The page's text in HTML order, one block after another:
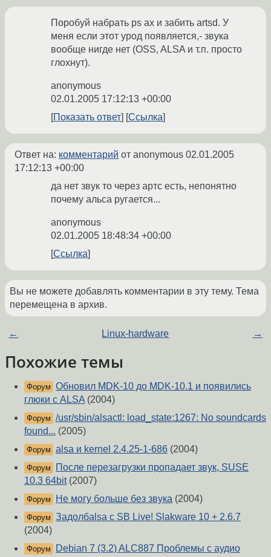
Поробуй набрать ps ax и забить artsd. У
меня если этот урод появляется,- звука
вообще нигде нет (OSS, ALSA и т.п. просто
глохнут).
anonymous
02.01.2005 17:12:13 +00:00
Показать ответ
Ссылка
Ответ на: комментарий от anonymous 02.01.2005
17:12:13 +00:00
да нет звук то через артс есть, непонятно
почему альса ругается...
anonymous
02.01.2005 18:48:34 +00:00
Ссылка
Вы не можете добавлять комментарии в эту тему. Тема
перемещена в архив.
← Linux-hardware →
Похожие темы
Форум Обновил MDK-10 до MDK-10.1 и появились
глюки с ALSA (2004)
Форум /usr/sbin/alsactl: load_state:1267: No soundcards
found... (2005)
Форум alsa и kernel 2.4.25-1-686 (2004)
Форум
После перезагрузки пропадает звук, SUSE
10.3 64bit(2007)
Форум Не могу больше без звука (2004)
Форум Задолбalsa с SB Live! Slakware 10 + 2.6.7
(2004)
Форум
Debian 7 (3.2) ALC887 Проблемы с аудио